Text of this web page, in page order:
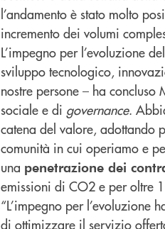
l’andamento è stato molto
incremento dei volumi
L’impegno per l’evoluzione
sviluppo tecnologico,
nostre persone – ha
sociale e di governance.
catena del valore, adottando
comunità in cui operiamo e
una penetrazione dei
emissioni di CO2 e per oltre
“L’impegno per l’evoluzione
di ottimizzare il servizio